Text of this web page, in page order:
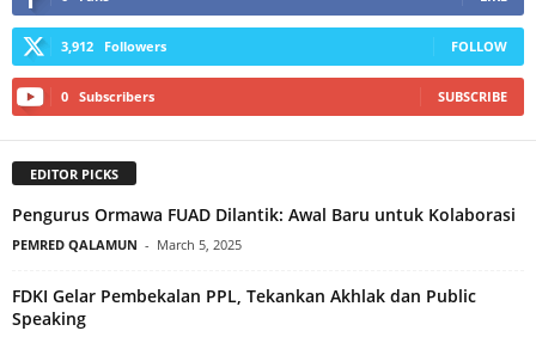
3,912 Followers FOLLOW
0 Subscribers SUBSCRIBE
EDITOR PICKS
Pengurus Ormawa FUAD Dilantik: Awal Baru untuk Kolaborasi
PEMRED QALAMUN - March 5, 2025
FDKI Gelar Pembekalan PPL, Tekankan Akhlak dan Public
Speaking